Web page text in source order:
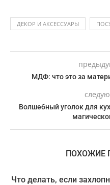
ДЕКОР И АКСЕССУАРЫ
МДФ: что это за
Волшебный уголок для
ПОХОЖИЕ
Что делать, если